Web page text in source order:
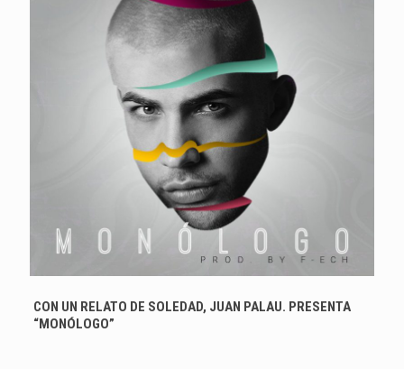
CON UN RELATO DE SOLEDAD, JUAN PALAU. PRESENTA
“MONÓLOGO”